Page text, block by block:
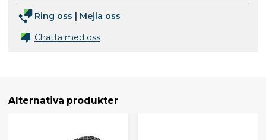
Ring oss | Mejla oss
Chatta med oss
Alternativa produkter